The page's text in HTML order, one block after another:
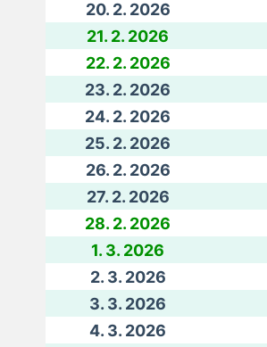
20. 2. 2026
21. 2. 2026
22. 2. 2026
23. 2. 2026
24. 2. 2026
25. 2. 2026
26. 2. 2026
27. 2. 2026
28. 2. 2026
1. 3. 2026
2. 3. 2026
3. 3. 2026
4. 3. 2026